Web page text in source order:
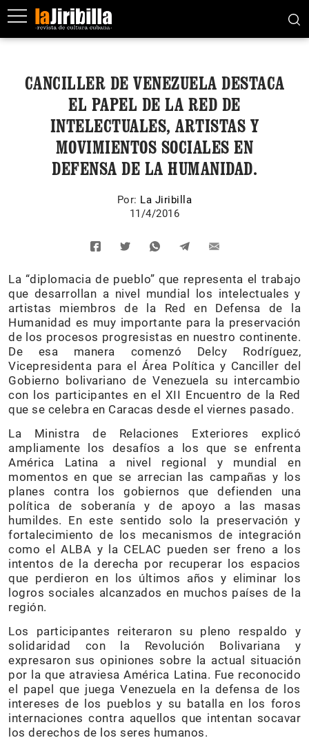
CANCILLER DE VENEZUELA DESTACA
EL PAPEL DE LA RED DE
INTELECTUALES, ARTISTAS Y
MOVIMIENTOS SOCIALES EN
DEFENSA DE LA HUMANIDAD.
Por: La Jiribilla
11/4/2016
La “diplomacia de pueblo” que representa el trabajo
que desarrollan a nivel mundial los intelectuales y
artistas miembros de la Red en Defensa de la
Humanidad es muy importante para la preservación
de los procesos progresistas en nuestro continente.
De esa manera comenzó Delcy Rodríguez,
Vicepresidenta para el Área Política y Canciller del
Gobierno bolivariano de Venezuela su intercambio
con los participantes en el XII Encuentro de la Red
que se celebra en Caracas desde el viernes pasado.
La Ministra de Relaciones Exteriores explicó
ampliamente los desafíos a los que se enfrenta
América Latina a nivel regional y mundial en
momentos en que se arrecian las campañas y los
planes contra los gobiernos que defienden una
política de soberanía y de apoyo a las masas
humildes. En este sentido solo la preservación y
fortalecimiento de los mecanismos de integración
como el ALBA y la CELAC pueden ser freno a los
intentos de la derecha por recuperar los espacios
que perdieron en los últimos años y eliminar los
logros sociales alcanzados en muchos países de la
región.
Los participantes reiteraron su pleno respaldo y
solidaridad con la Revolución Bolivariana y
expresaron sus opiniones sobre la actual situación
por la que atraviesa América Latina. Fue reconocido
el papel que juega Venezuela en la defensa de los
intereses de los pueblos y su batalla en los foros
internaciones contra aquellos que intentan socavar
los derechos de los seres humanos.